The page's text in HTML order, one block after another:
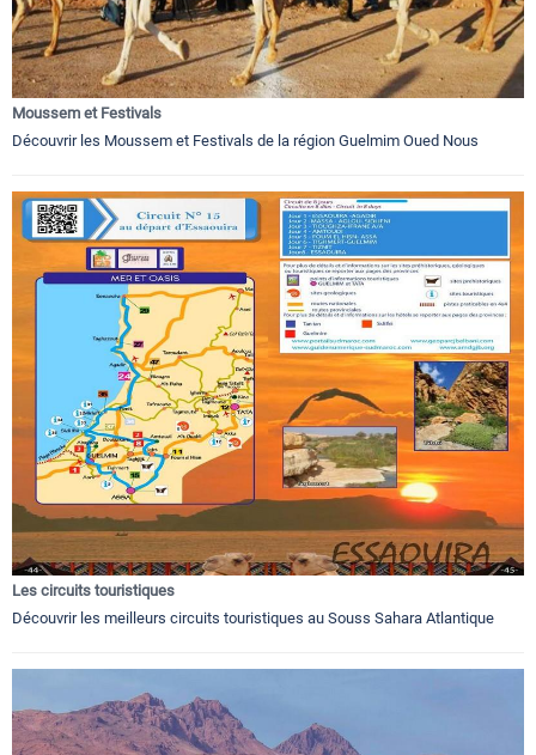
Moussem et Festivals
Découvrir les Moussem et Festivals de la région Guelmim Oued Nous
Les circuits touristiques
Découvrir les meilleurs circuits touristiques au Souss Sahara Atlantique